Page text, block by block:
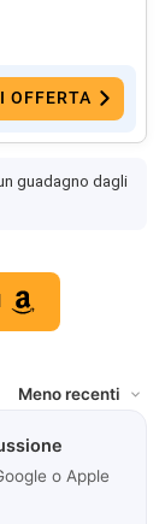
OFFERTA
guadagno dagli
o Apple